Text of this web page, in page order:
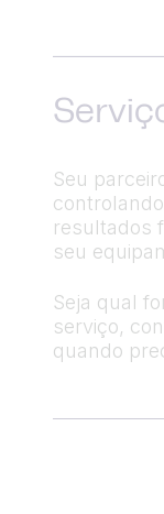
Seu
resultados
seu
Seja qual
serviço,
quando